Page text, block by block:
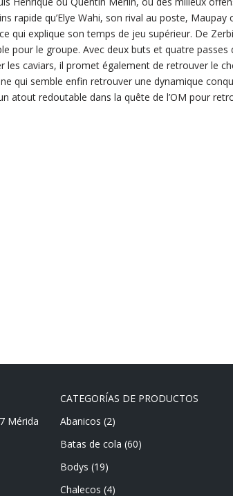
rapide qu’Elye Wahi, son rival au poste, Maupay
qui explique son temps de jeu supérieur. De
pour le groupe. Avec deux buts et quatre passes
les caviars, il promet également de retrouver le
qui semble enfin retrouver une dynamique
atout redoutable dans la quête de l’OM pour
Mérida
CATEGORÍAS DE PRODUCTOS
Abanicos (2)
Batas de cola (60)
Bodys (19)
Chalecos (4)